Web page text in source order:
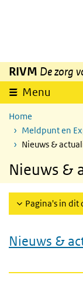
Overslaan en naar
RIVM De zorg
Menu
Home
Meldpunt en
Nieuws &
Nieuws &
Pagina's in dit
Nieuws &